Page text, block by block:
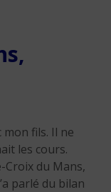
mon fils. Il ne
les cours.
Croix du Mans,
parlé du bilan